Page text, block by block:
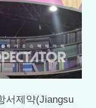
서제약(Jiangsu